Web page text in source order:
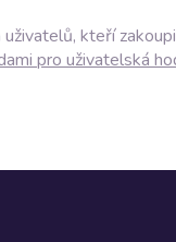
kteří
pro uživatelská